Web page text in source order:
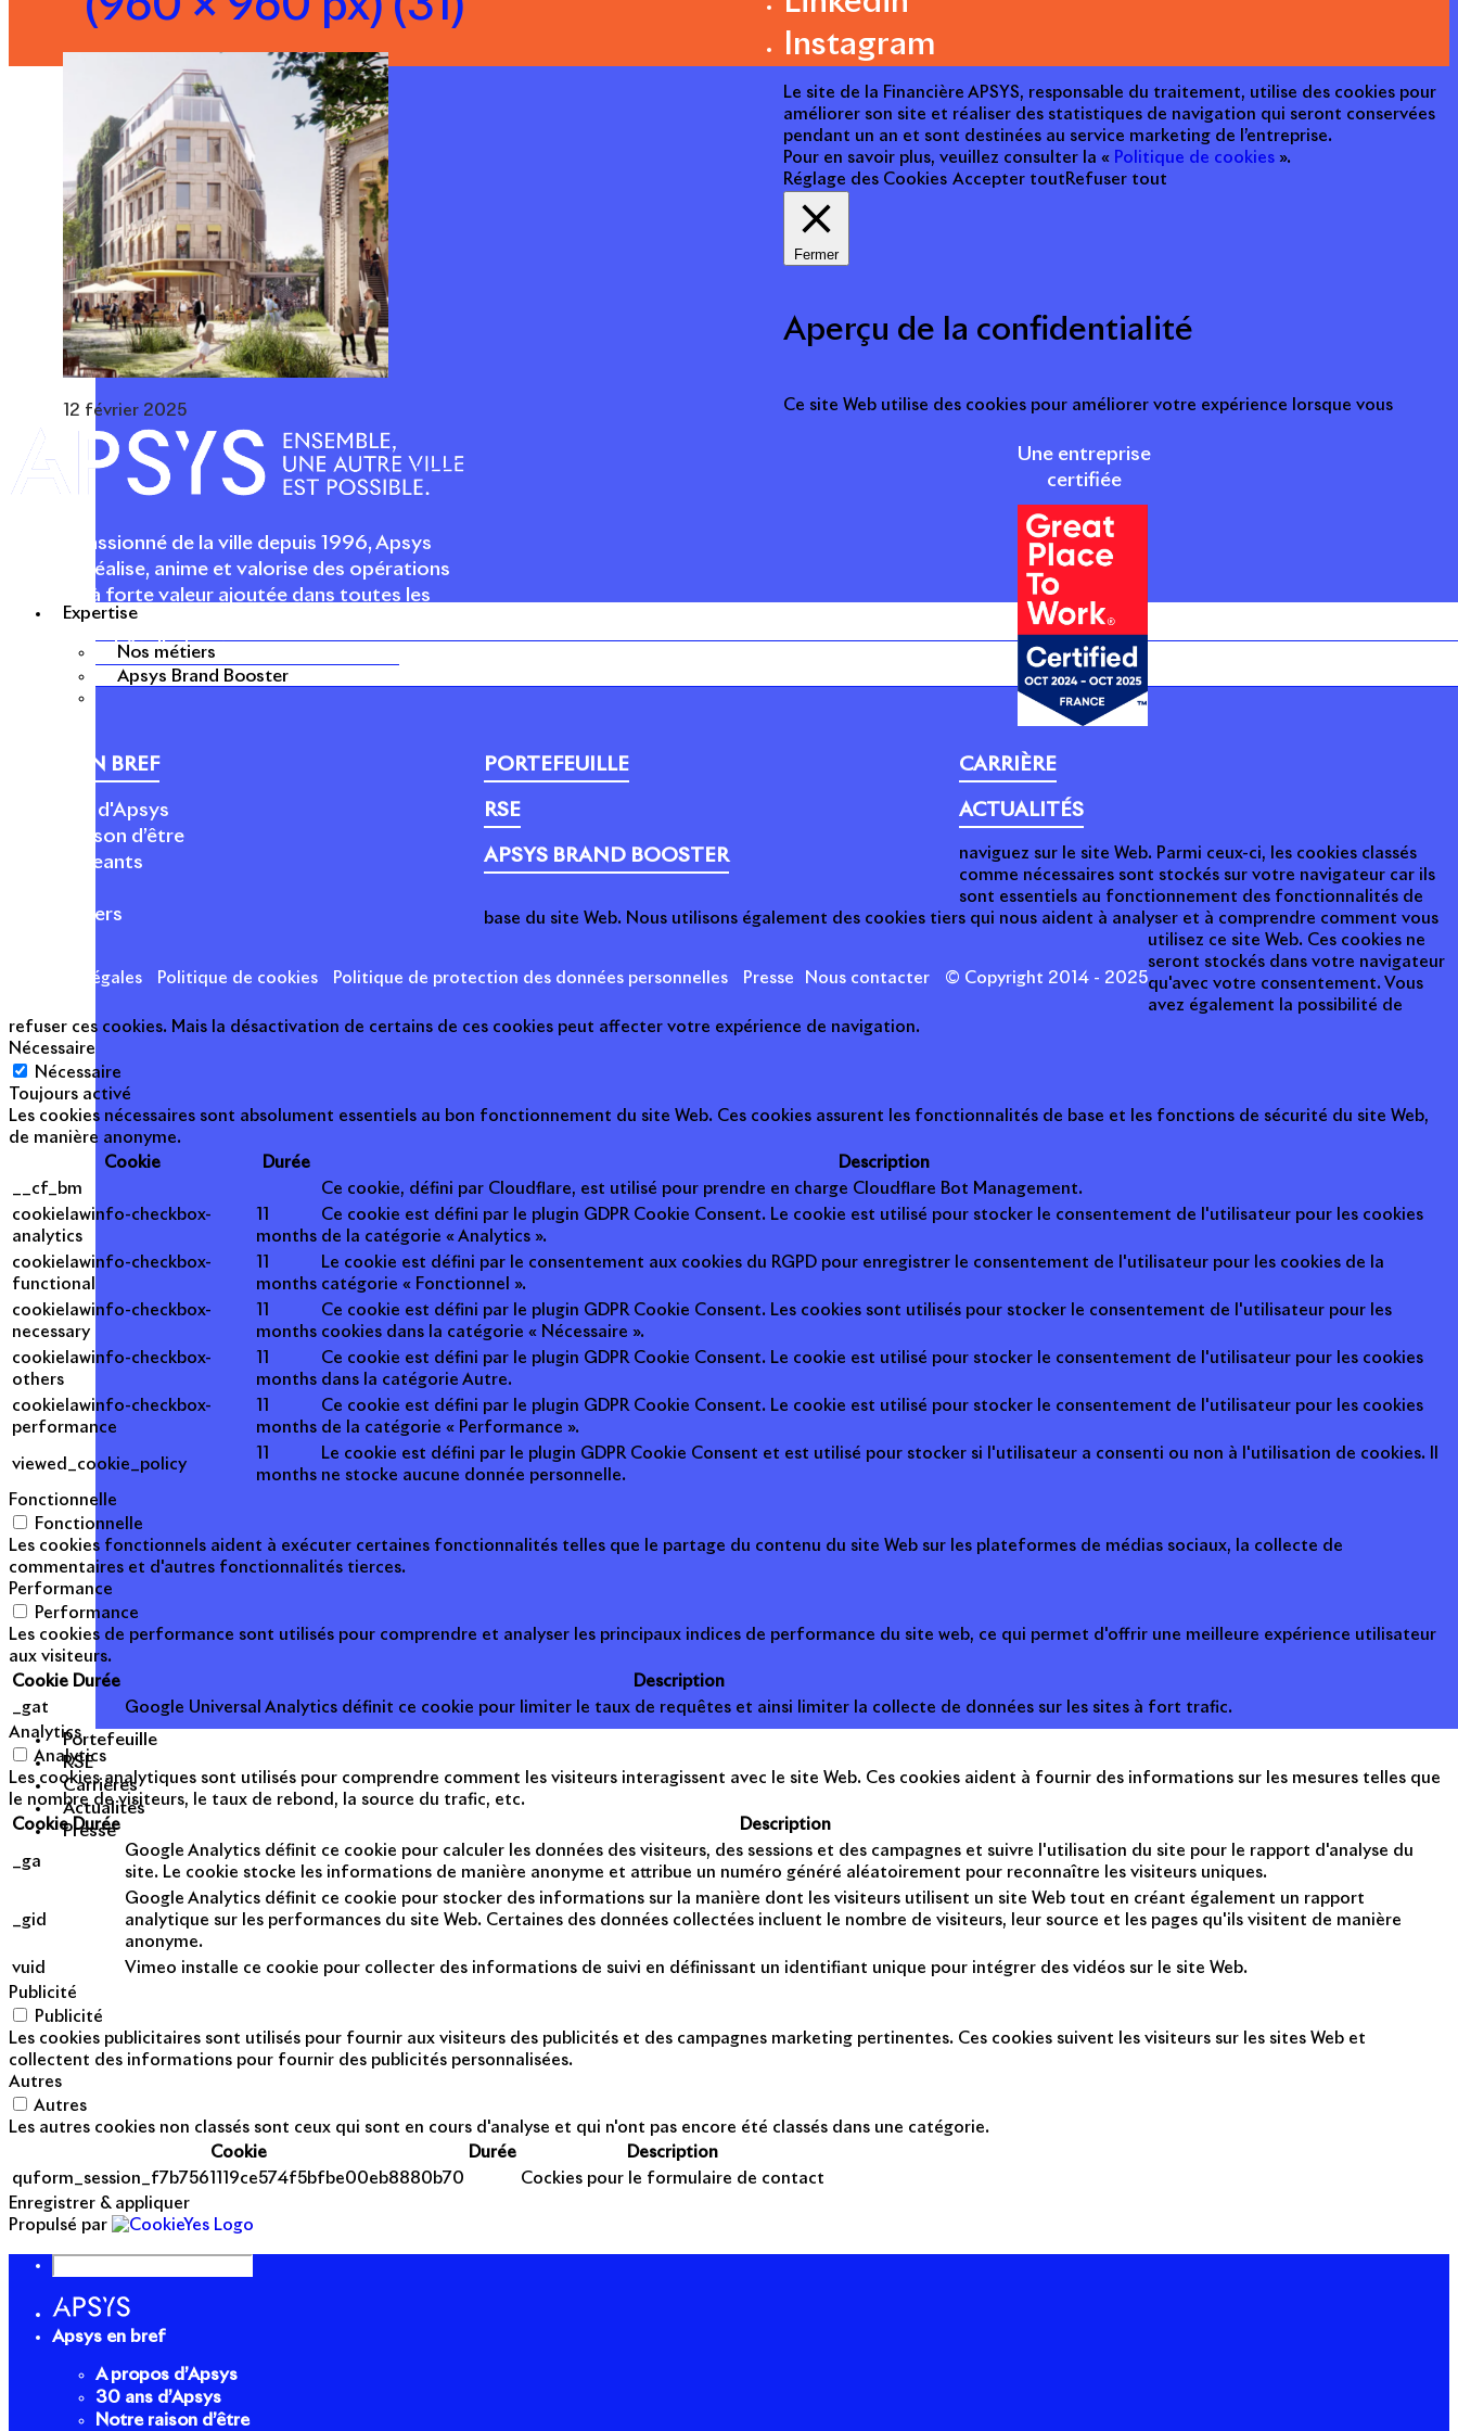
Expertise
Nos métiers
Apsys Brand Booster
Portefeuille
RSE
Carrières
Actualités
Presse
12 février 2025
Acteur passionné de la ville depuis 1996, Apsys
conçoit, réalise, anime et valorise des opérations
urbaines à forte valeur ajoutée dans toutes les
fonctions : polarités mixtes, commerces, bureaux,
logements, hôtellerie, etc.
Une entreprise
certifiée
APSYS EN BREF
À propos d'Apsys
Notre raison d’être
Nos dirigeants
Nos métiers
PORTEFEUILLE
RSE
APSYS BRAND BOOSTER
CARRIÈRE
ACTUALITÉS
Mentions légales Politique de cookies Politique de protection des données personnelles Presse Nous contacter © Copyright 2014 - 2025
Instagram
Le site de la Financière APSYS, responsable du traitement, utilise des cookies pour
améliorer son site et réaliser des statistiques de navigation qui seront conservées
pendant un an et sont destinées au service marketing de l’entreprise.
Pour en savoir plus, veuillez consulter la « Politique de cookies ».
Réglage des Cookies Accepter tout Refuser tout
Fermer
Aperçu de la confidentialité
Ce site Web utilise des cookies pour améliorer votre expérience lorsque vous
naviguez sur le site Web. Parmi ceux-ci, les cookies classés
comme nécessaires sont stockés sur votre navigateur car ils
sont essentiels au fonctionnement des fonctionnalités de
base du site Web. Nous utilisons également des cookies tiers qui nous aident à analyser et à comprendre comment vous
utilisez ce site Web. Ces cookies ne
seront stockés dans votre navigateur
qu'avec votre consentement. Vous
avez également la possibilité de
refuser ces cookies. Mais la désactivation de certains de ces cookies peut affecter votre expérience de navigation.
Nécessaire
Nécessaire
Toujours activé
Les cookies nécessaires sont absolument essentiels au bon fonctionnement du site Web. Ces cookies assurent les fonctionnalités de base et les fonctions de sécurité du site Web,
de manière anonyme.
Cookie
Durée
Description
__cf_bm
Ce cookie, défini par Cloudflare, est utilisé pour prendre en charge Cloudflare Bot Management.
cookielawinfo-checkbox-
analytics
months
Ce cookie est défini par le plugin GDPR Cookie Consent. Le cookie est utilisé pour stocker le consentement de l'utilisateur pour les cookies
de la catégorie « Analytics ».
cookielawinfo-checkbox-
functional
months
Le cookie est défini par le consentement aux cookies du RGPD pour enregistrer le consentement de l'utilisateur pour les cookies de la
catégorie « Fonctionnel ».
cookielawinfo-checkbox-
necessary
months
Ce cookie est défini par le plugin GDPR Cookie Consent. Les cookies sont utilisés pour stocker le consentement de l'utilisateur pour les
cookies dans la catégorie « Nécessaire ».
cookielawinfo-checkbox-
others
months
Ce cookie est défini par le plugin GDPR Cookie Consent. Le cookie est utilisé pour stocker le consentement de l'utilisateur pour les cookies
dans la catégorie Autre.
cookielawinfo-checkbox-
performance
months
Ce cookie est défini par le plugin GDPR Cookie Consent. Le cookie est utilisé pour stocker le consentement de l'utilisateur pour les cookies
de la catégorie « Performance ».
viewed_cookie_policy
months
Le cookie est défini par le plugin GDPR Cookie Consent et est utilisé pour stocker si l'utilisateur a consenti ou non à l'utilisation de cookies. Il
ne stocke aucune donnée personnelle.
Fonctionnelle
Fonctionnelle
Les cookies fonctionnels aident à exécuter certaines fonctionnalités telles que le partage du contenu du site Web sur les plateformes de médias sociaux, la collecte de
commentaires et d'autres fonctionnalités tierces.
Performance
Performance
Les cookies de performance sont utilisés pour comprendre et analyser les principaux indices de performance du site web, ce qui permet d'offrir une meilleure expérience utilisateur
aux visiteurs.
Cookie Durée
Description
_gat
Google Universal Analytics définit ce cookie pour limiter le taux de requêtes et ainsi limiter la collecte de données sur les sites à fort trafic.
Analytics
Analytics
Les cookies analytiques sont utilisés pour comprendre comment les visiteurs interagissent avec le site Web. Ces cookies aident à fournir des informations sur les mesures telles que
le nombre de visiteurs, le taux de rebond, la source du trafic, etc.
Cookie Durée Description
_ga
Google Analytics définit ce cookie pour calculer les données des visiteurs, des sessions et des campagnes et suivre l'utilisation du site pour le rapport d'analyse du
site. Le cookie stocke les informations de manière anonyme et attribue un numéro généré aléatoirement pour reconnaître les visiteurs uniques.
_gid
Google Analytics définit ce cookie pour stocker des informations sur la manière dont les visiteurs utilisent un site Web tout en créant également un rapport
analytique sur les performances du site Web. Certaines des données collectées incluent le nombre de visiteurs, leur source et les pages qu'ils visitent de manière
anonyme.
vuid
Vimeo installe ce cookie pour collecter des informations de suivi en définissant un identifiant unique pour intégrer des vidéos sur le site Web.
Publicité
Publicité
Les cookies publicitaires sont utilisés pour fournir aux visiteurs des publicités et des campagnes marketing pertinentes. Ces cookies suivent les visiteurs sur les sites Web et
collectent des informations pour fournir des publicités personnalisées.
Autres
Autres
Les autres cookies non classés sont ceux qui sont en cours d'analyse et qui n'ont pas encore été classés dans une catégorie.
Cookie
Durée
Description
quform_session_f7b7561119ce574f5bfbe00eb8880b70
Cockies pour le formulaire de contact
Enregistrer & appliquer
Propulsé par
Apsys en bref
A propos d’Apsys
30 ans d’Apsys
Notre raison d’être